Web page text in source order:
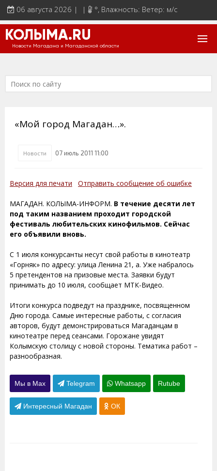
06 августа 2026 | | °, Влажность: Ветер: м/с
КОЛЫМА.RU
Новости Магадана и Магаданской области
«Мой город Магадан…».
Новости 07 июль 2011 11:00
Версия для печати Отправить сообщение об ошибке
МАГАДАН. КОЛЫМА-ИНФОРМ. В течение десяти лет
под таким названием проходит городской
фестиваль любительских кинофильмов. Сейчас
его объявили вновь.
С 1 июля конкурсанты несут свой работы в кинотеатр
«Горняк» по адресу: улица Ленина 21, а. Уже набралось
5 претендентов на призовые места. Заявки будут
принимать до 10 июля, сообщает МТК-Видео.
Итоги конкурса подведут на празднике, посвященном
Дню города. Самые интересные работы, с согласия
авторов, будут демонстрироваться Магаданцам в
кинотеатре перед сеансами. Горожане увидят
Колымскую столицу с новой стороны. Тематика работ –
разнообразная.
Мы в Max Telegram Whatsapp Rutube
Интересный Магадан ОК